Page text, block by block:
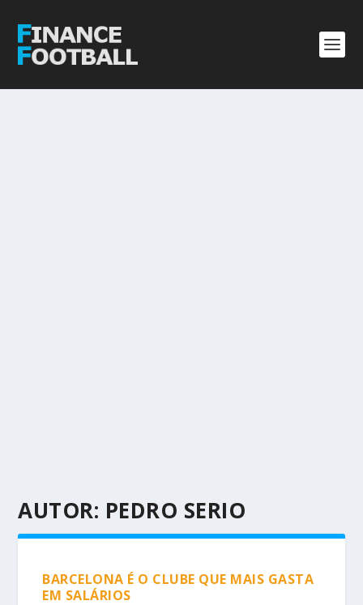
AUTOR: PEDRO SERIO
BARCELONA É O CLUBE QUE MAIS GASTA
EM SALÁRIOS